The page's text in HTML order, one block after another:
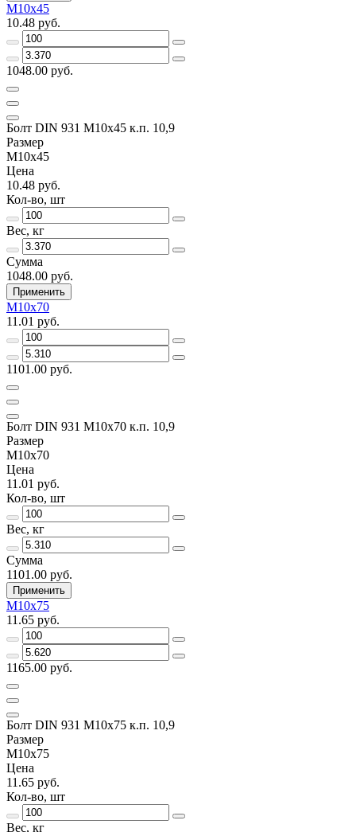
М10х45
10.48 руб.
1048.00 руб.
Болт DIN 931 М10х45 к.п. 10,9
Размер
М10х45
Цена
10.48 руб.
Кол-во, шт
Вес, кг
Сумма
1048.00 руб.
Применить
М10х70
11.01 руб.
1101.00 руб.
Болт DIN 931 М10х70 к.п. 10,9
Размер
М10х70
Цена
11.01 руб.
Кол-во, шт
Вес, кг
Сумма
1101.00 руб.
Применить
М10х75
11.65 руб.
1165.00 руб.
Болт DIN 931 М10х75 к.п. 10,9
Размер
М10х75
Цена
11.65 руб.
Кол-во, шт
Вес, кг